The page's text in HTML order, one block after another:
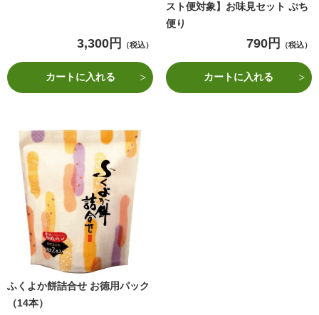
3,300円 （税込）
カートに入れる
スト便対象】お味見セット ぷち
便り
790円 （税込）
カートに入れる
ふくよか餅詰合せ お徳用パック
（14本）